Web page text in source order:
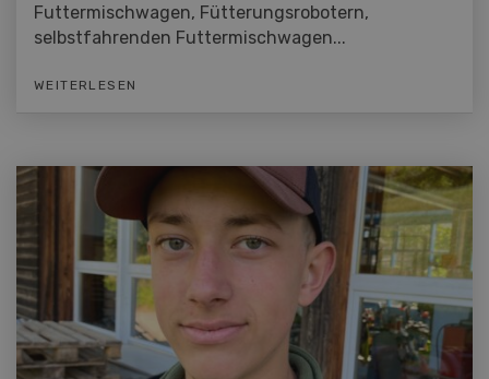
Futtermischwagen, Fütterungsrobotern,
selbstfahrenden Futtermischwagen...
WEITERLESEN